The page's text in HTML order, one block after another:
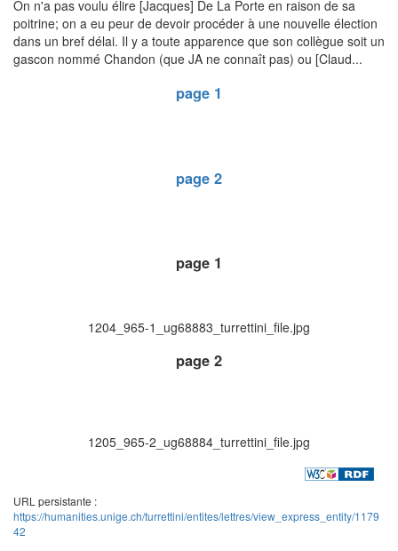
On n'a pas voulu élire [Jacques] De La Porte en raison de sa
poitrine; on a eu peur de devoir procéder à une nouvelle élection
dans un bref délai. Il y a toute apparence que son collègue soit un
gascon nommé Chandon (que JA ne connaît pas) ou [Claud...
page 1
page 2
page 1
1204_965-1_ug68883_turrettini_file.jpg
page 2
1205_965-2_ug68884_turrettini_file.jpg
URL persistante :
https://humanities.unige.ch/turrettini/entites/lettres/view_express_entity/1179
42